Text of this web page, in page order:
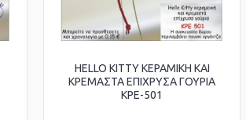
HELLO KITTY ΚΕΡΑΜΙΚΗ ΚΑΙ
ΚΡΕΜΑΣΤΑ ΕΠΙΧΡΥΣΑ ΓΟΥΡΙΑ
ΚΡΕ-501